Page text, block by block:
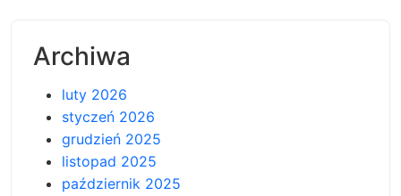
Archiwa
luty 2026
styczeń 2026
grudzień 2025
listopad 2025
październik 2025